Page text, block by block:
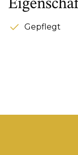
Gepflegt